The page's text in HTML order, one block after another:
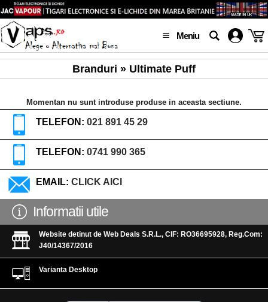
Meniu
Branduri » Ultimate Puff
Momentan nu sunt introduse produse in aceasta sectiune.
TELEFON: 021 891 45 29
TELEFON: 0741 990 365
EMAIL: CLICK AICI
Informatii utile
Website detinut de Web Deals S.R.L., CIF: RO36695928, Reg.Com:
J40/14367/2016
Varianta Desktop